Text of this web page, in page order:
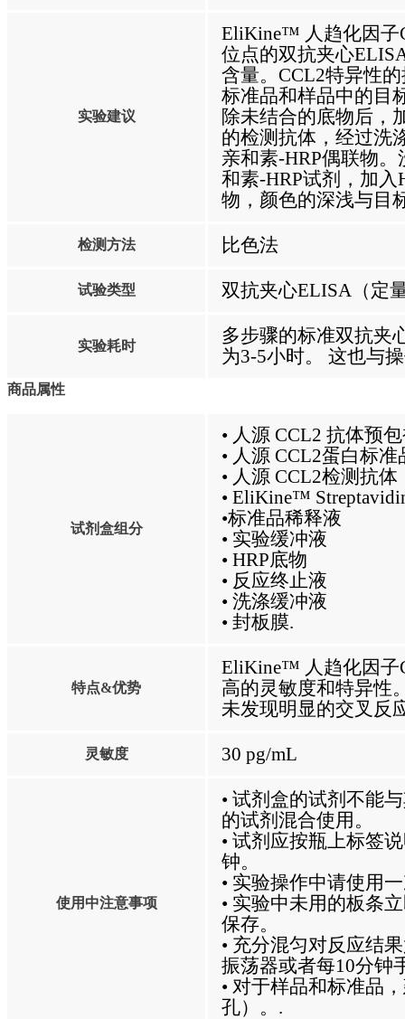
实验建议
EliKine™ 人趋化因子
位点的双抗夹心
含量。CCL2特异性
标准品和样品中的目
除未结合的底物后，
的检测抗体，经过洗
亲和素-HRP偶联物
和素-HRP试剂，加
物，颜色的深浅与目
检测方法 比色法
试验类型 双抗夹心ELISA（定
实验耗时
多步骤的标准双抗夹
为3-5小时。 这也与
商品属性
试剂盒组分
• 人源 CCL2 抗体预
• 人源 CCL2蛋白标准
• 人源 CCL2检测抗体
• EliKine™
•标准品稀释液
• 实验缓冲液
• HRP底物
• 反应终止液
• 洗涤缓冲液
• 封板膜.
特点&优势
EliKine™ 人趋化因子
高的灵敏度和特异性
未发现明显的交叉反
灵敏度 30 pg/mL
使用中注意事项
• 试剂盒的试剂不能
的试剂混合使用。
• 试剂应按瓶上标签
钟。
• 实验操作中请使用
• 实验中未用的板条
保存。
• 充分混匀对反应结
振荡器或者每10分钟
• 对于样品和标准品
孔）。.